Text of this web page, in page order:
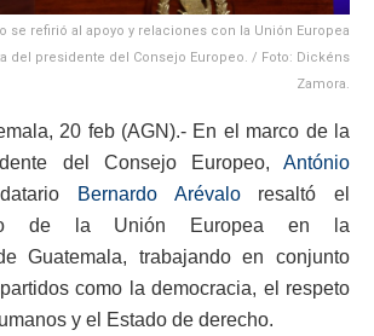
se refirió al apoyo y relaciones con la Unión Europea
del presidente del Consejo Europeo. / Foto: Dickéns
Zamora.
20 feb (AGN).- En el marco de la
del Consejo Europeo, António
Bernardo Arévaloresaltó el
de la Unión Europea en la
Guatemala, trabajando en conjunto
como la democracia, el respeto
y el Estado de derecho.